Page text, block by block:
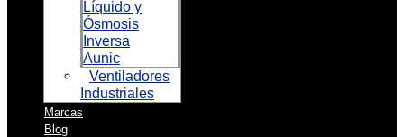
Líquido y
Ósmosis
Inversa
Aunic
Ventiladores
Industriales
Marcas
Blog